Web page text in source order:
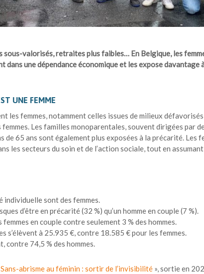
valorisés, retraites plus faibles… En Belgique, les
une dépendance économique et les expose davantage
UNE FEMME
les femmes, notamment celles issues de milieux
Les familles monoparentales, souvent dirigées par
de 65 ans sont également plus exposées à la précarité. Les
les secteurs du soin et de l’action sociale, tout en
individuelle sont des femmes.
d’être en précarité (32 %) qu’un homme en couple (7 %).
en couple contre seulement 3 % des hommes.
s’élèvent à 25.935 €, contre 18.585 € pour les femmes.
contre 74,5 % des hommes.
Sans-abrisme au féminin : sortir de l’invisibilité », sortie en